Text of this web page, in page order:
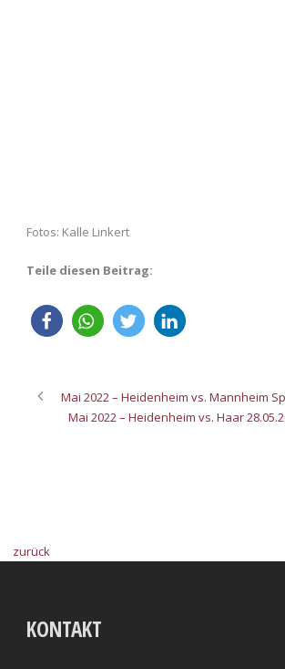
Fotos: Kalle Linkert
Teile diesen Beitrag:
Mai 2022 – Heidenheim vs. Mannheim
Mai 2022 – Heidenheim vs. Haar
zurück
KONTAKT